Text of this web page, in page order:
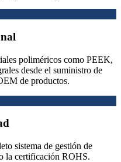
poliméricos como PEEK,
desde el suministro de
de productos.
sistema de gestión de
la certificación ROHS.